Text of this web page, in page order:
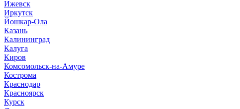
Ижевск
Иркутск
Йошкар-Ола
Казань
Калининград
Калуга
Киров
Комсомольск-на-Амуре
Кострома
Краснодар
Красноярск
Курск